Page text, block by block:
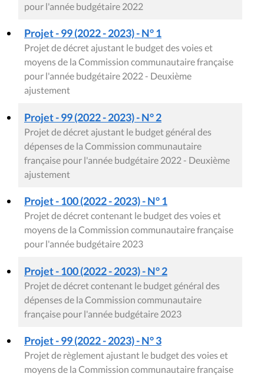
pour l'année budgétaire 2022
Projet - 99 (2022 - 2023) - N° 1
Projet de décret ajustant le budget des voies et
moyens de la Commission communautaire française
pour l'année budgétaire 2022 - Deuxième
ajustement
Projet - 99 (2022 - 2023) - N° 2
Projet de décret ajustant le budget général des
dépenses de la Commission communautaire
française pour l'année budgétaire 2022 - Deuxième
ajustement
Projet - 100 (2022 - 2023) - N° 1
Projet de décret contenant le budget des voies et
moyens de la Commission communautaire française
pour l'année budgétaire 2023
Projet - 100 (2022 - 2023) - N° 2
Projet de décret contenant le budget général des
dépenses de la Commission communautaire
française pour l'année budgétaire 2023
Projet - 99 (2022 - 2023) - N° 3
Projet de règlement ajustant le budget des voies et
moyens de la Commission communautaire française